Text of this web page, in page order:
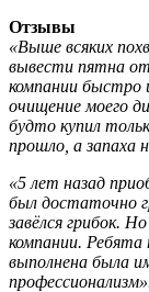
Отзывы
«Выше всяких
вывести пятна
компании быстро
очищение моего
будто купил
прошло, а запаха
«5 лет назад
был достаточно
завёлся грибок.
компании. Ребята
выполнена была